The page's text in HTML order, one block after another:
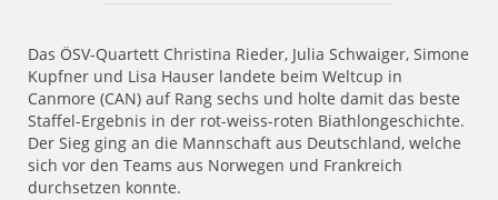
Das ÖSV-Quartett Christina Rieder, Julia Schwaiger, Simone
Kupfner und Lisa Hauser landete beim Weltcup in
Canmore (CAN) auf Rang sechs und holte damit das beste
Staffel-Ergebnis in der rot-weiss-roten Biathlongeschichte.
Der Sieg ging an die Mannschaft aus Deutschland, welche
sich vor den Teams aus Norwegen und Frankreich
durchsetzen konnte.